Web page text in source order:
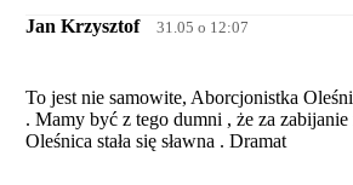
Jan Krzysztof 31.05 o 12:07
To jest nie samowite, Aborcjonistka
. Mamy być z tego dumni , że za
Oleśnica stała się sławna . Dramat